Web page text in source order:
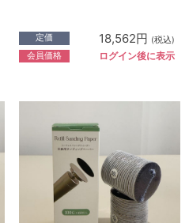
定価 18,562円 (税込)
会員価格 ログイン後に表示